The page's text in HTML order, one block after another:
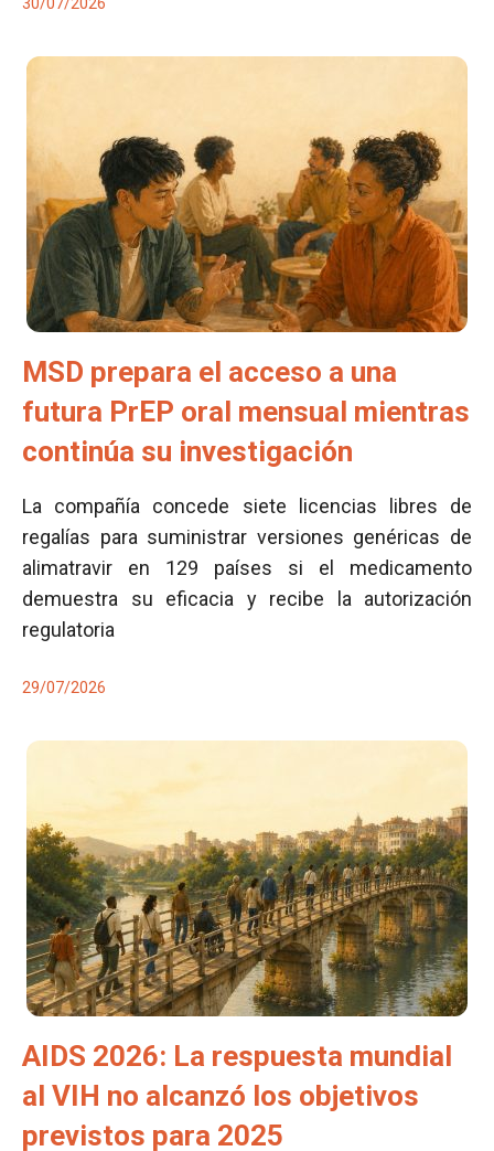
30/07/2026
MSD prepara el acceso a una
futura PrEP oral mensual mientras
continúa su investigación
La compañía concede siete licencias libres de
regalías para suministrar versiones genéricas de
alimatravir en 129 países si el medicamento
demuestra su eficacia y recibe la autorización
regulatoria
29/07/2026
AIDS 2026: La respuesta mundial
al VIH no alcanzó los objetivos
previstos para 2025